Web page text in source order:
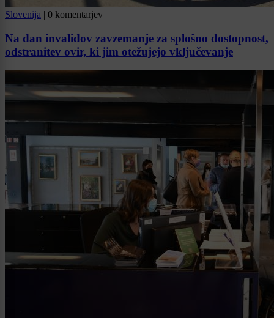
Slovenija | 0 komentarjev
Na dan invalidov zavzemanje za splošno dostopnost,
odstranitev ovir, ki jim otežujejo vključevanje